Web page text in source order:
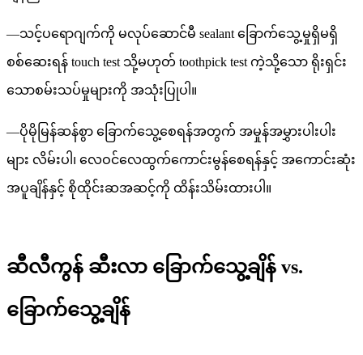
—သင့်ပရောဂျက်ကို မလုပ်ဆောင်မီ sealant ခြောက်သွေ့မှုရှိမရှိ
စစ်ဆေးရန် touch test သို့မဟုတ် toothpick test ကဲ့သို့သော ရိုးရှင်း
သောစမ်းသပ်မှုများကို အသုံးပြုပါ။
—ပိုမိုမြန်ဆန်စွာ ခြောက်သွေ့စေရန်အတွက် အမှုန်အမွှားပါးပါး
များ လိမ်းပါ၊ လေဝင်လေထွက်ကောင်းမွန်စေရန်နှင့် အကောင်းဆုံး
အပူချိန်နှင့် စိုထိုင်းဆအဆင့်ကို ထိန်းသိမ်းထားပါ။
ဆီလီကွန် ဆီးလာ ခြောက်သွေ့ချိန် vs.
ခြောက်သွေ့ချိန်